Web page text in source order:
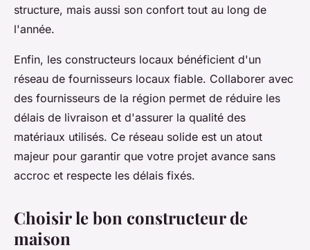
structure, mais aussi son confort tout au long de
l'année.
Enfin, les constructeurs locaux bénéficient d'un
réseau de fournisseurs locaux fiable. Collaborer avec
des fournisseurs de la région permet de réduire les
délais de livraison et d'assurer la qualité des
matériaux utilisés. Ce réseau solide est un atout
majeur pour garantir que votre projet avance sans
accroc et respecte les délais fixés.
Choisir le bon constructeur de
maison